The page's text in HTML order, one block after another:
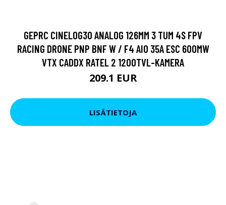
GEPRC CINELOG30 ANALOG 126MM 3 TUM 4S FPV
RACING DRONE PNP BNF W / F4 AIO 35A ESC 600MW
VTX CADDX RATEL 2 1200TVL-KAMERA
209.1 EUR
LISÄTIETOJA